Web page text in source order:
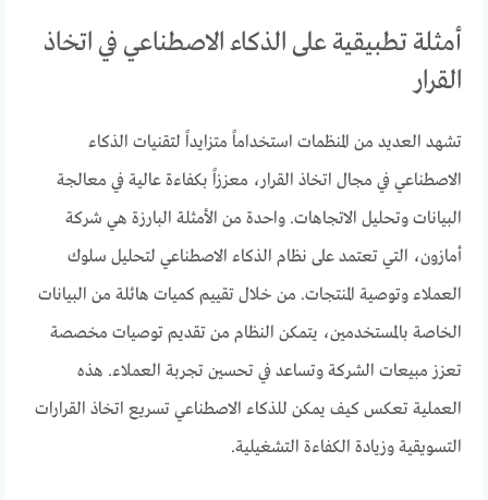
أمثلة تطبيقية على الذكاء الاصطناعي في اتخاذ
القرار
تشهد العديد من المنظمات استخداماً متزايداً لتقنيات الذكاء
الاصطناعي في مجال اتخاذ القرار، معززاً بكفاءة عالية في معالجة
البيانات وتحليل الاتجاهات. واحدة من الأمثلة البارزة هي شركة
أمازون، التي تعتمد على نظام الذكاء الاصطناعي لتحليل سلوك
العملاء وتوصية المنتجات. من خلال تقييم كميات هائلة من البيانات
الخاصة بالمستخدمين، يتمكن النظام من تقديم توصيات مخصصة
تعزز مبيعات الشركة وتساعد في تحسين تجربة العملاء. هذه
العملية تعكس كيف يمكن للذكاء الاصطناعي تسريع اتخاذ القرارات
التسويقية وزيادة الكفاءة التشغيلية.